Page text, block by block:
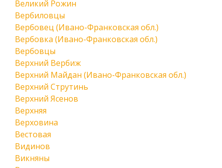
Великий Рожин
Вербиловцы
Вербовец (Ивано-Франковская обл.)
Вербовка (Ивано-Франковская обл.)
Вербовцы
Верхний Вербиж
Верхний Майдан (Ивано-Франковская обл.)
Верхний Струтинь
Верхний Ясенов
Верхняя
Верховина
Вестовая
Видинов
Викняны